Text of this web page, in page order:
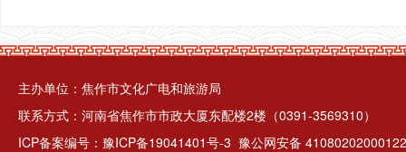
主办单位：焦作市文化广电和旅游局
联系方式：河南省焦作市市政大厦东配楼2楼（0391-3569310）
ICP备案编号： 豫ICP备19041401号-3 豫公网安备